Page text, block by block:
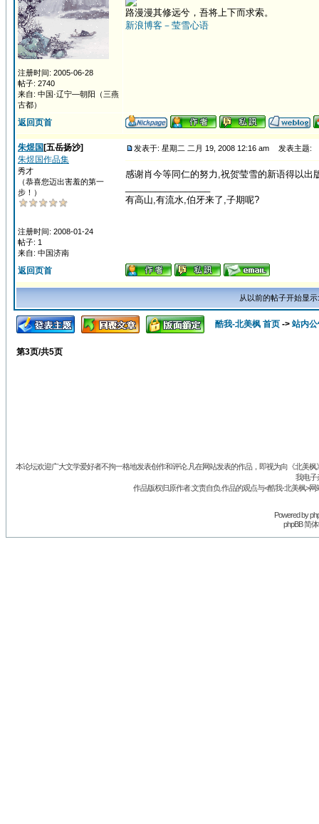
注册时间: 2005-06-28
帖子: 2740
来自: 中国·辽宁—朝阳（三燕
古都）
路漫漫其修远兮，吾将上下而求索。
新浪博客－莹雪心语
返回页首
朱煜国 [五岳扬沙]
朱煜国作品集
秀才
（恭喜您迈出害羞的第一
步！）
注册时间: 2008-01-24
帖子: 1
来自: 中国济南
发表于: 星期二 二月 19, 2008 12:16 am 发表主题:
感谢肖今等同仁的努力,祝贺莹雪的新语得以
有高山,有流水,伯牙来了,子期呢?
返回页首
从以前的帖子开始显
酷我-北美枫 首页 -> 站内
第3页/共5页
本论坛欢迎广大文学爱好者不拘一格地发表创作和评论.凡在网站发表的作品，即视为向《北美
我电子
作品版权归原作者.文责自负.作品的观点与<酷我-北美枫>
Powered by
phpBB 简